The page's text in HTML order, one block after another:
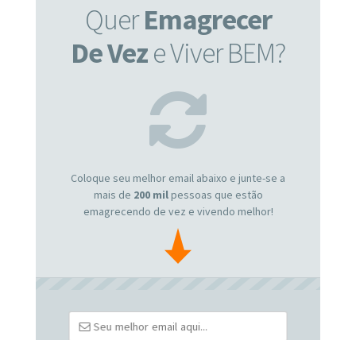
QuerEmagrecer
De Veze Viver BEM?
Coloque seu melhor email abaixo e junte-se a
mais de 200 milpessoas que estão
emagrecendo de vez e vivendo melhor!